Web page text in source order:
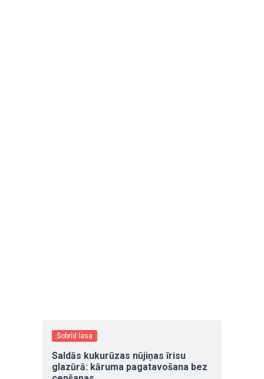
Šobrīd lasa
Saldās kukurūzas nūjiņas īrisu
glazūrā: kāruma pagatavošana bez